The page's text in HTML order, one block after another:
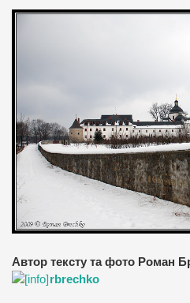
Автор тексту та фото Роман
rbrechko